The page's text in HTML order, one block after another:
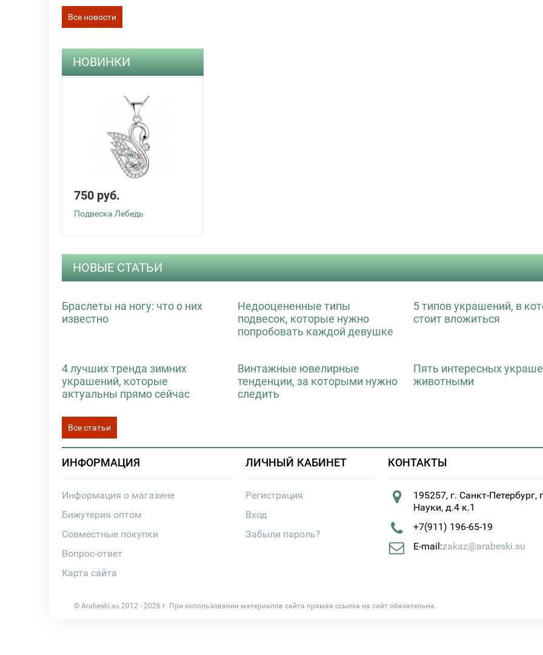
Все новости
НОВИНКИ
750 руб.
Подвеска Лебедь
НОВЫЕ СТАТЬИ
Браслеты на ногу: что о них
известно
Недооцененные типы
подвесок, которые нужно
попробовать каждой девушке
5 типов украшений, в
стоит вложиться
4 лучших тренда зимних
украшений, которые
актуальны прямо сейчас
Винтажные ювелирные
тенденции, за которыми нужно
следить
Пять интересных
животными
Все статьи
ИНФОРМАЦИЯ
Информация о магазине
Бижутерия оптом
Совместные покупки
Вопрос-ответ
Карта сайта
ЛИЧНЫЙ КАБИНЕТ
Регистрация
Вход
Забыли пароль?
КОНТАКТЫ
195257, г. Санкт-Петербург,
Науки, д.4 к.1
+7(911) 196-65-19
E-mail:zakaz@arabeski.su
© Arabeski.su 2012 - 2026 г. При использовании материалов сайта прямая ссылка на сайт обязательна.